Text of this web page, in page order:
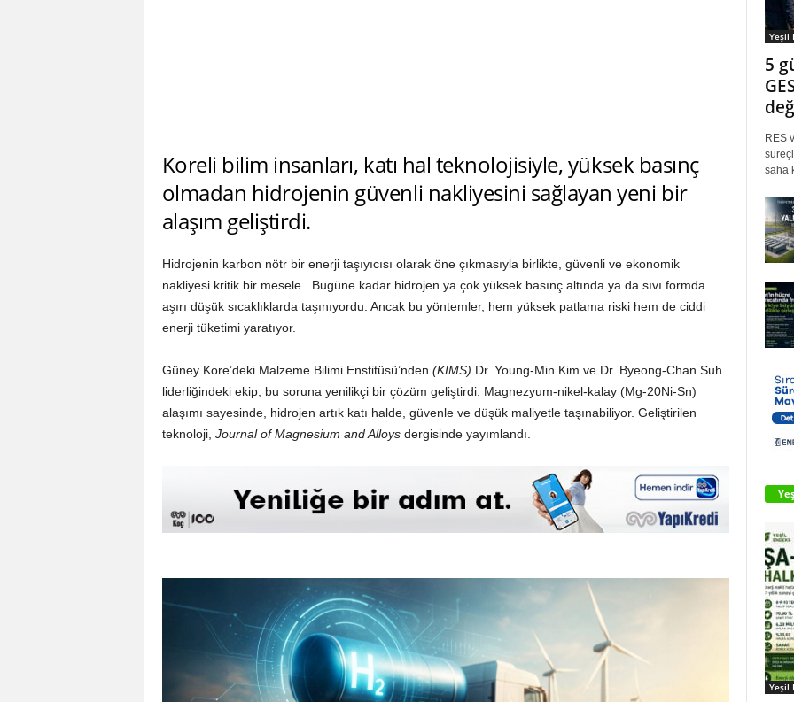
Koreli bilim insanları, katı hal teknolojisiyle, yüksek basınç
olmadan hidrojenin güvenli nakliyesini sağlayan yeni bir
alaşım geliştirdi.
Hidrojenin karbon nötr bir enerji taşıyıcısı olarak öne çıkmasıyla birlikte, güvenli ve ekonomik
nakliyesi kritik bir mesele . Bugüne kadar hidrojen ya çok yüksek basınç altında ya da sıvı formda
aşırı düşük sıcaklıklarda taşınıyordu. Ancak bu yöntemler, hem yüksek patlama riski hem de ciddi
enerji tüketimi yaratıyor.
Güney Kore’deki Malzeme Bilimi Enstitüsü’nden (KIMS) Dr. Young-Min Kim ve Dr. Byeong-Chan Suh
liderliğindeki ekip, bu soruna yenilikçi bir çözüm geliştirdi: Magnezyum-nikel-kalay (Mg-20Ni-Sn)
alaşımı sayesinde, hidrojen artık katı halde, güvenle ve düşük maliyetle taşınabiliyor. Geliştirilen
teknoloji, Journal of Magnesium and Alloysdergisinde yayımlandı.
Yeşil
5
RES
saha
Yeşil